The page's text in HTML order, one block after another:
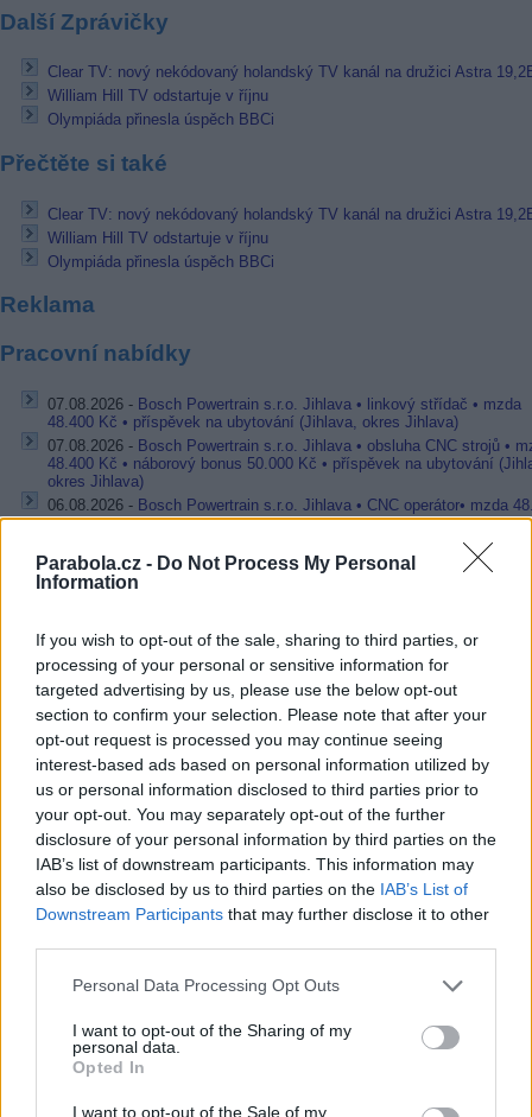
Parabola.cz - Do Not Process My Personal
Information
If you wish to opt-out of the sale, sharing to third parties, or
processing of your personal or sensitive information for
targeted advertising by us, please use the below opt-out
section to confirm your selection. Please note that after your
opt-out request is processed you may continue seeing
interest-based ads based on personal information utilized by
us or personal information disclosed to third parties prior to
your opt-out. You may separately opt-out of the further
disclosure of your personal information by third parties on the
IAB’s list of downstream participants. This information may
also be disclosed by us to third parties on the IAB’s List of
Downstream Participants that may further disclose it to other
Personal Data Processing Opt Outs
I want to opt-out of the Sharing of my
personal data.
Opted In
I want to opt-out of the Sale of my
Další Zprávičky
Clear TV: nový nekódovaný holandský TV kanál na družici Astra
William Hill TV odstartuje v říjnu
Olympiáda přinesla úspěch BBCi
Přečtěte si také
Clear TV: nový nekódovaný holandský TV kanál na družici Astra
William Hill TV odstartuje v říjnu
Olympiáda přinesla úspěch BBCi
Reklama
Pracovní nabídky
07.08.2026 - Bosch Powertrain s.r.o. Jihlava • linkový střídač • mzda
48.400 Kč • příspěvek na ubytování (Jihlava, okres Jihlava)
07.08.2026 - Bosch Powertrain s.r.o. Jihlava • obsluha CNC strojů •
48.400 Kč • náborový bonus 50.000 Kč • příspěvek na ubytování
okres Jihlava)
06.08.2026 - Bosch Powertrain s.r.o. Jihlava • CNC operátor• mzda
Kč • náborový bonus 50.000 Kč • příspěvek na ubytování (Jihlava,
06.08.2026 -Bosch Powertrain s.r.o. • montážní dělník • mzda 44.700
týdenní zálohy na mzdu 2.000 Kč (Jihlava, okres Jihlava)
... další nabídky zaměstnání
Vybrané články
vysílacím týdnu
naladění na Skylinku